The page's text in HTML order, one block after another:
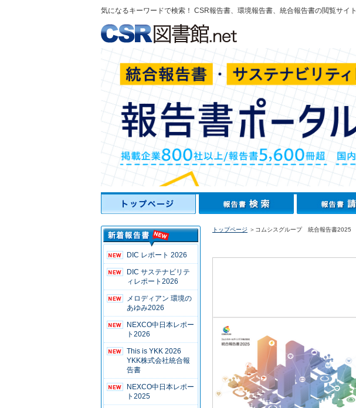
気になるキーワードで検索！ CSR報告書、環境報告書、統合報告書の閲覧サイト
DIC レポート 2026
DIC サステナビリテ
ィレポート2026
メロディアン 環境の
あゆみ2026
NEXCO中日本レポー
ト2026
This is YKK 2026
YKK株式会社統合報
告書
NEXCO中日本レポー
ト2025
トップページ ＞コムシスグループ 統合報告書2025